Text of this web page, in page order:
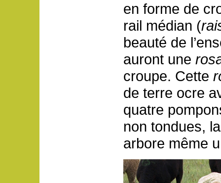
en forme de
rail médian (
beauté de
auront une
croupe. Cette
de terre ocre
quatre
non tondues,
arbore même